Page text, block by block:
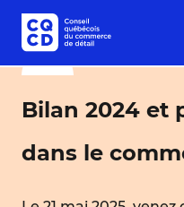
Bilan 2024 et
dans le